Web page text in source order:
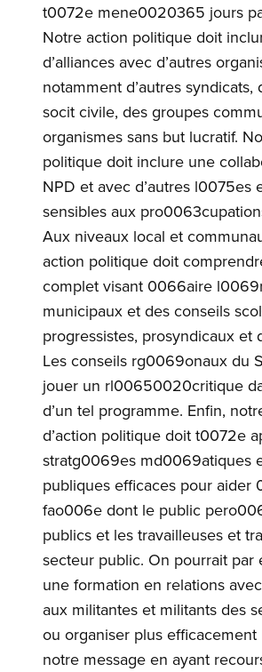
t0072e mene0020365 jours
Notre action politique doit
d’alliances avec d’autres
notamment d’autres
socit civile, des groupes
organismes sans but lucratif.
politique doit inclure une
NPD et avec d’autres l0075es
sensibles aux
Aux niveaux local et
action politique doit
complet visant 0066aire
municipaux et des conseils
progressistes, prosyndicaux et
Les conseils rg0069onaux du
jouer un rl00650020critique
d’un tel programme. Enfin,
d’action politique doit t0072e
stratg0069es md0069atiques
publiques efficaces pour aider
fao006e dont le public
publics et les travailleuses et
secteur public. On pourrait par
une formation en relations
aux militantes et militants des
ou organiser plus
notre message en ayant